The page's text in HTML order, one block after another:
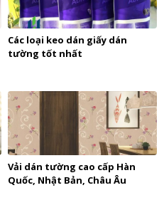
Các loại keo dán giấy dán
tường tốt nhất
Vải dán tường cao cấp Hàn
Quốc, Nhật Bản, Châu Âu